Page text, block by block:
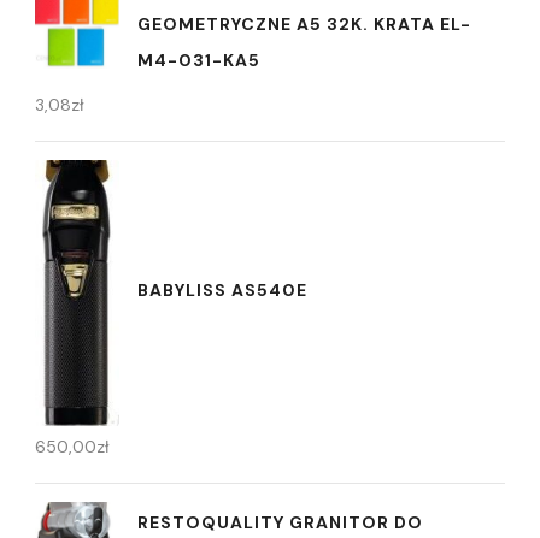
GEOMETRYCZNE A5 32K. KRATA EL-
M4-031-KA5
3,08zł
BABYLISS AS540E
650,00zł
RESTOQUALITY GRANITOR DO